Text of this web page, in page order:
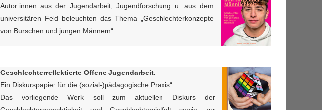
Autor:innen aus der Jugendarbeit, Jugendforschung u. aus dem
universitären Feld beleuchten das Thema „Geschlechterkonzepte
von Burschen und jungen Männern“.
Geschlechterreflektierte Offene Jugendarbeit.
Ein Diskurspapier für die (sozial-)pädagogische Praxis“.
Das vorliegende Werk soll zum aktuellen Diskurs der